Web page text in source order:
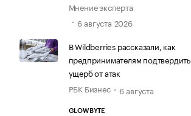
Мнение эксперта
6 августа 2026
В Wildberries рассказали, как
предпринимателям подтвердить
ущерб от атак
РБК Бизнес
6 августа
GLOWBYTE